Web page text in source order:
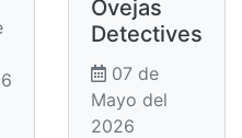
Ovejas
Detectives
07 de
Mayo del
2026